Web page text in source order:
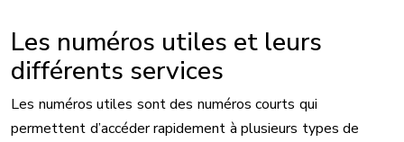
Les numéros utiles et leurs
différents services
Les numéros utiles sont des numéros courts qui
permettent d’accéder rapidement à plusieurs types de